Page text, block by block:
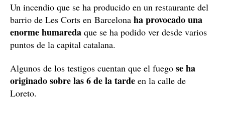
Un incendio que se ha producido en un restaurante del
barrio de Les Corts en Barcelona ha provocado una
enorme humareda que se ha podido ver desde varios
puntos de la capital catalana.
Algunos de los testigos cuentan que el fuego se ha
originado sobre las 6 de la tarde en la calle de
Loreto.